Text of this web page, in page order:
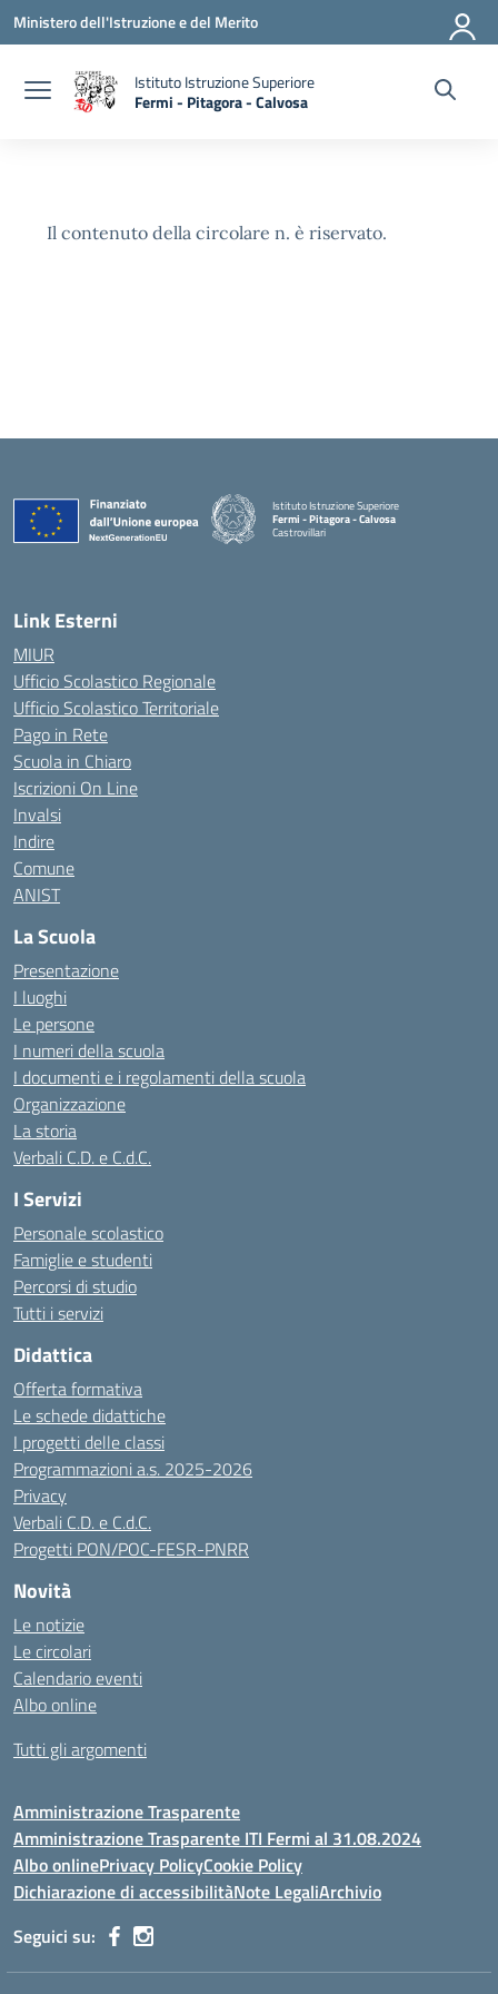
Vai ai contenuti
Vai al menu di navigazione
Vai al footer
Ministero dell'Istruzione e del Merito
Istituto Istruzione Superiore
Fermi - Pitagora - Calvosa
— Visita la pagina iniziale della scuola
Il contenuto della circolare n. è riservato.
Istituto Istruzione Superiore
Fermi - Pitagora - Calvosa
Castrovillari
Link Esterni
MIUR
Ufficio Scolastico Regionale
Ufficio Scolastico Territoriale
Pago in Rete
Scuola in Chiaro
Iscrizioni On Line
Invalsi
Indire
Comune
ANIST
La Scuola
Presentazione
I luoghi
Le persone
I numeri della scuola
I documenti e i regolamenti della scuola
Organizzazione
La storia
Verbali C.D. e C.d.C.
I Servizi
Personale scolastico
Famiglie e studenti
Percorsi di studio
Tutti i servizi
Didattica
Offerta formativa
Le schede didattiche
I progetti delle classi
Programmazioni a.s. 2025-2026
Privacy
Verbali C.D. e C.d.C.
Progetti PON/POC-FESR-PNRR
Novità
Le notizie
Le circolari
Calendario eventi
Albo online
Tutti gli argomenti
Amministrazione Trasparente
Amministrazione Trasparente ITI Fermi al 31.08.2024
Albo onlinePrivacy PolicyCookie Policy
Dichiarazione di accessibilitàNote LegaliArchivio
Seguici su: